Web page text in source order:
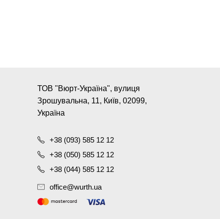
ТОВ "Вюрт-Україна", вулиця
Зрошувальна, 11, Київ, 02099,
Україна
+38 (093) 585 12 12
+38 (050) 585 12 12
+38 (044) 585 12 12
office@wurth.ua